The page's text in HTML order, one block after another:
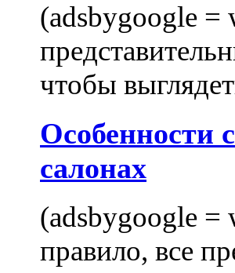
(adsbygoogle
чтобы
Особенности
салонах
(adsbygoogle
правило, все